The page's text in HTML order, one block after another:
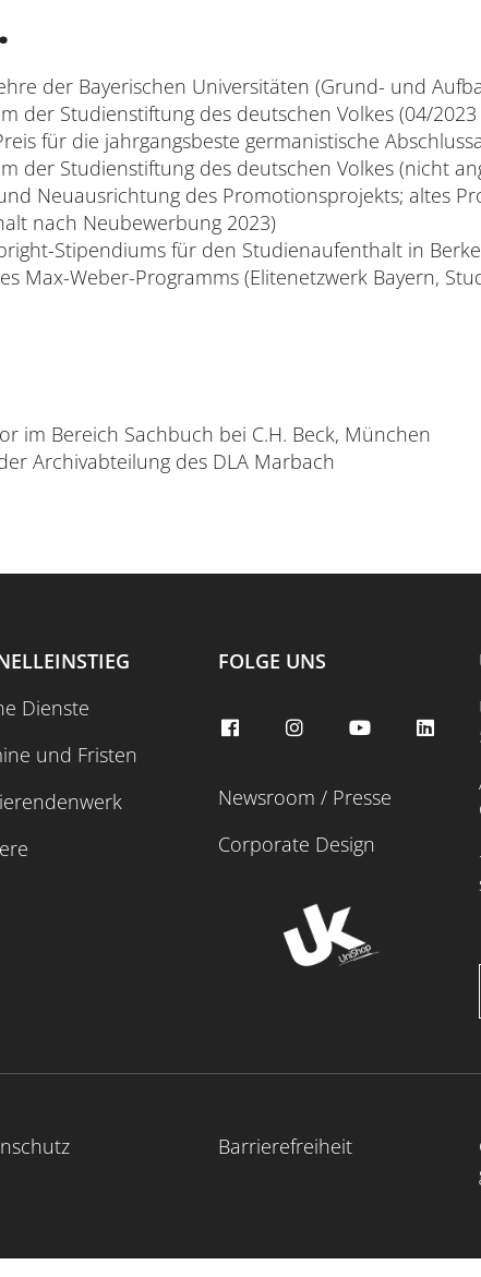
der Bayerischen Universitäten (Grund- und
der Studienstiftung des deutschen Volkes (04/
für die jahrgangsbeste germanistische
der Studienstiftung des deutschen Volkes (nicht
Neuausrichtung des Promotionsprojekts; altes
nach Neubewerbung 2023)
Stipendiums für den Studienaufenthalt in
Max-Weber-Programms (Elitenetzwerk Bayern,
im Bereich Sachbuch bei C.H. Beck, München
Archivabteilung des DLA Marbach
Dienste
und Fristen
FOLGE UNS
Newsroom / Presse
Corporate Design
Barrierefreiheit